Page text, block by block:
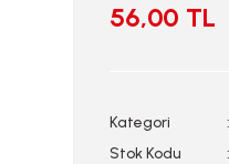
56,00 TL
Kategori
Stok Kodu